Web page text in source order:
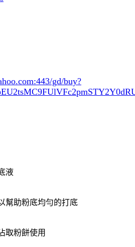
gd/buy?
液
幫助粉底均勻的打底
取粉餅使用